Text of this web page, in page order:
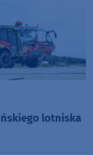
lotniska